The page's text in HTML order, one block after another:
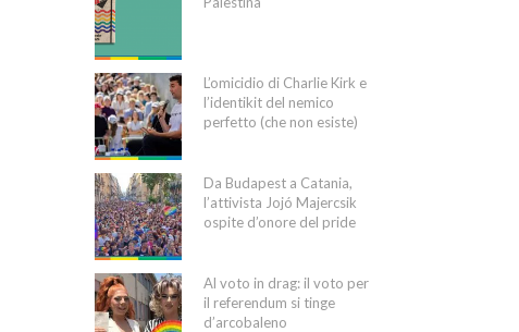
L’omicidio di Charlie Kirk e
l’identikit del nemico
perfetto (che non esiste)
Da Budapest a Catania,
l’attivista Jojó Majercsik
ospite d’onore del pride
Al voto in drag: il voto per
il referendum si tinge
d’arcobaleno